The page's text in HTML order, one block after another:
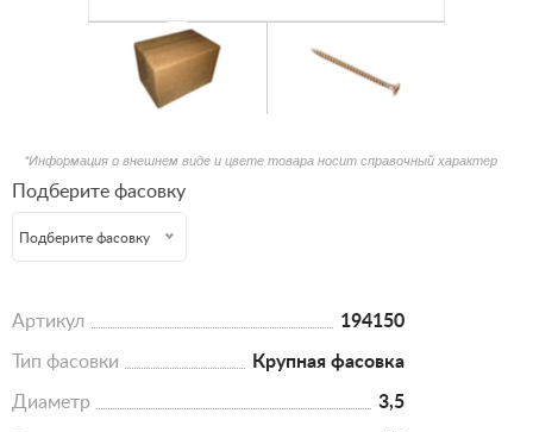
*Информация о внешнем виде и цвете товара носит справочный характер
Подберите фасовку
Подберите фасовку
Артикул 194150
Тип фасовки Крупная фасовка
Диаметр 3,5